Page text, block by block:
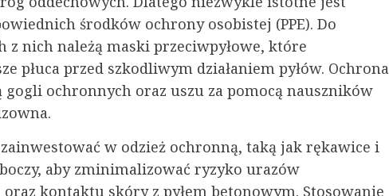
środków ochrony osobistej (PPE). Do
z nich należą maski przeciwpyłowe, które
płuca przed szkodliwym działaniem pyłów. Ochrona
gogli ochronnych oraz uszu za pomocą nauszników
w odzież ochronną, taką jak rękawice i
aby zminimalizować ryzyko urazów
kontaktu skóry z pyłem betonowym. Stosowanie